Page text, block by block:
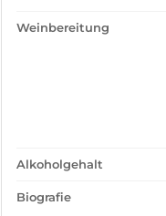
Weinbereitung
Alkoholgehalt
Biografie